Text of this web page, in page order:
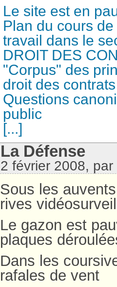
Le site est en
Plan du cours
travail dans le
DROIT DES
"Corpus" des
droit des
Questions
public
[...]
La Défense
2 février 2008, par
Sous les
rives
Le gazon est
plaques
Dans les
rafales de vent